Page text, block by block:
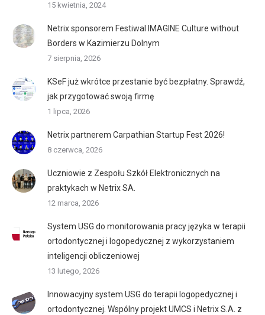
15 kwietnia, 2024
Netrix sponsorem Festiwal IMAGINE Culture without
Borders w Kazimierzu Dolnym
7 sierpnia, 2026
KSeF już wkrótce przestanie być bezpłatny. Sprawdź,
jak przygotować swoją firmę
1 lipca, 2026
Netrix partnerem Carpathian Startup Fest 2026!
8 czerwca, 2026
Uczniowie z Zespołu Szkół Elektronicznych na
praktykach w Netrix SA.
12 marca, 2026
System USG do monitorowania pracy języka w terapii
ortodontycznej i logopedycznej z wykorzystaniem
inteligencji obliczeniowej
13 lutego, 2026
Innowacyjny system USG do terapii logopedycznej i
ortodontycznej. Wspólny projekt UMCS i Netrix S.A. z